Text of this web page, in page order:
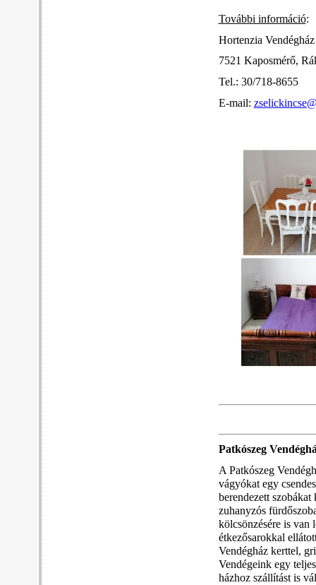
További információ:
Hortenzia
7521 Kaposmérő,
Tel.: 30/718-8655
E-mail:
Patkószeg
A Patkószeg
vágyókat egy
berendezett
zuhanyzós
kölcsönzésére is van
étkezősarokkal
Vendégház kerttel,
Vendégeink egy
házhoz szállítást is